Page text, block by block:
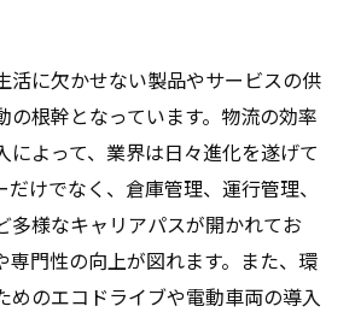
ア形成へ：働きやすい職場づく
る安定した成長と未来展望
来の一翼：運送業で築く持続可
活に欠かせない製品やサービスの供
の根幹となっています。物流の効率
によって、業界は日々進化を遂げて
けでなく、倉庫管理、運行管理、
多様なキャリアパスが開かれてお
専門性の向上が図れます。また、環
めのエコドライブや電動車両の導入